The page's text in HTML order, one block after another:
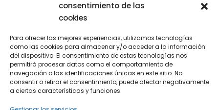
consentimiento de las
cookies
Para ofrecer las mejores experiencias, utilizamos tecnologías
como las cookies para almacenar y/o acceder a la información
del dispositivo. El consentimiento de estas tecnologías nos
permitirá procesar datos como el comportamiento de
navegación o las identificaciones únicas en este sitio. No
consentir o retirar el consentimiento, puede afectar negativamente
a ciertas características y funciones.
Términos y condiciones
Política de privacidad
Política de cookies (UE)
Contacto